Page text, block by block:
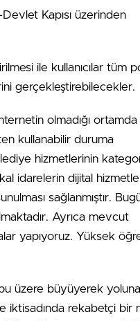
Devlet Kapısı üzerinden
ile kullanıcılar tüm
gerçekleştirebilecekler.
olmadığı
kullanabilir duruma
hizmetlerinin
idarelerin dijital
sağlanmıştır.
Ayrıca mevcut
yapıyoruz. Yüksek
üzere büyüyerek
iktisadında rekabetçi bir